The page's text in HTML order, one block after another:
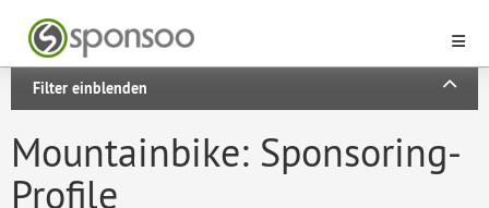
Filter einblenden
Mountainbike: Sponsoring-
Profile